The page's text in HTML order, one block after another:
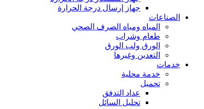
جهاز إرسال درجة الحرارة
الصناعات
المياه ومياه الصرف الصحي
طعام وشراب
الورق ولب الورق
التعدين وغيرها
خدمات
خدمة محلية
تحميل
عداد التدفق
تحليل السائل